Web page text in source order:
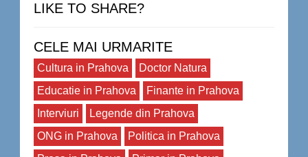
LIKE TO SHARE?
CELE MAI URMARITE
Cultura in Prahova
Doctor Natura
Educatie in Prahova
Finante in Prahova
Interviuri
Legende din Prahova
ONG in Prahova
Politica in Prahova